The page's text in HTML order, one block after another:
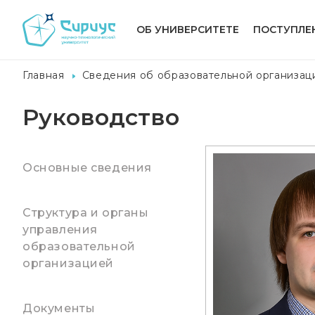
ОБ УНИВЕРСИТЕТЕ
Главная Сведения об образовательной
Руководство
Основные сведения
Структура и органы
управления
образовательной
организацией
Документы